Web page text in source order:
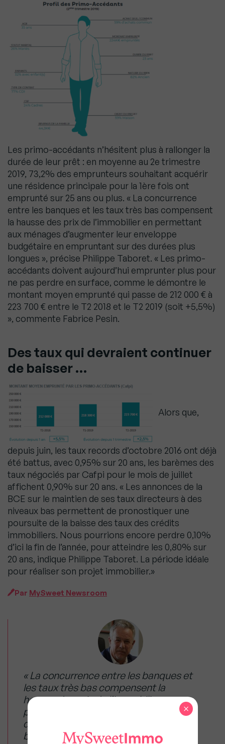
Les primo-accédants n’hésitent plus à rallonger la
durée de leur prêt : en moyenne au 2e trimestre
2019, 73,2% des emprunteurs souhaitant acquérir
une résidence principale pour la 1ère fois ont
emprunté sur 25 ans ou plus. « La concurrence
entre les banques et les taux très bas compensent
la hausse des prix de l’immobilier en permettant
aux ménages d’augmenter leur enveloppe
budgétaire en empruntant sur des durées plus
longues », précise Philippe Taboret. « Les primo-
accédants doivent aujourd’hui emprunter plus pour
ne pas perdre en surface, comme le démontre le
montant moyen emprunté qui passe de 212 000 € à
223 700 € entre le T2 2018 et le T2 2019 (soit +5,5%)
», commente Fabrice Pesin.
Des taux qui devraient continuer
de baisser …
Alors que,
depuis juin, les taux records d’octobre 2016 ont déjà
été battus, avec 0,95% sur 20 ans, les barèmes des
taux négociés par Cafpi pour le mois de juillet
affichent 0,90% sur 20 ans. « Les annonces de la
BCE sur le maintien de ses taux directeurs à des
niveaux bas permettent de pronostiquer une
poursuite de la baisse des taux des crédits
immobiliers. Nous pourrions encore perdre 0,10%
d’ici la fin de l’année, pour atteindre les 0,80% sur
20 ans, indique Philippe Taboret. La période idéale
pour réaliser son projet immobilier.»
Par MySweet Newsroom
« La concurrence entre les banques et
les taux très bas compensent la
hausse des prix de l’immobilier en
permettant aux ménages
d’augmenter leur enveloppe
budgétaire en empruntant sur des
×